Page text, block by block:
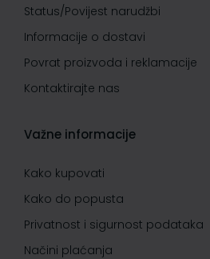
Status/Povijest narudžbi
Informacije o dostavi
Povrat proizvoda i reklamacije
Kontaktirajte nas
Važne informacije
Kako kupovati
Kako do popusta
Privatnost i sigurnost podataka
Načini plaćanja